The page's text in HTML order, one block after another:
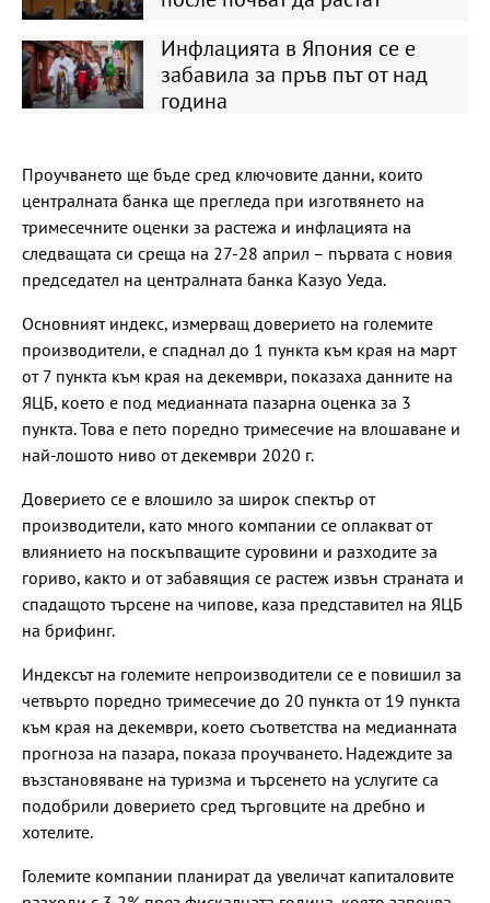
Инфлацията в Япония се е
забавила за пръв път от над
година
Проучването ще бъде сред ключовите данни, които
централната банка ще прегледа при изготвянето на
тримесечните оценки за растежа и инфлацията на
следващата си среща на 27-28 април – първата с новия
председател на централната банка Казуо Уеда.
Основният индекс, измерващ доверието на големите
производители, е спаднал до 1 пункта към края на март
от 7 пункта към края на декември, показаха данните на
ЯЦБ, което е под медианната пазарна оценка за 3
пункта. Това е пето поредно тримесечие на влошаване и
най-лошото ниво от декември 2020 г.
Доверието се е влошило за широк спектър от
производители, като много компании се оплакват от
влиянието на поскъпващите суровини и разходите за
гориво, както и от забавящия се растеж извън страната и
спадащото търсене на чипове, каза представител на ЯЦБ
на брифинг.
Индексът на големите непроизводители се е повишил за
четвърто поредно тримесечие до 20 пункта от 19 пункта
към края на декември, което съответства на медианната
прогноза на пазара, показа проучването. Надеждите за
възстановяване на туризма и търсенето на услугите са
подобрили доверието сред търговците на дребно и
хотелите.
Големите компании планират да увеличат капиталовите